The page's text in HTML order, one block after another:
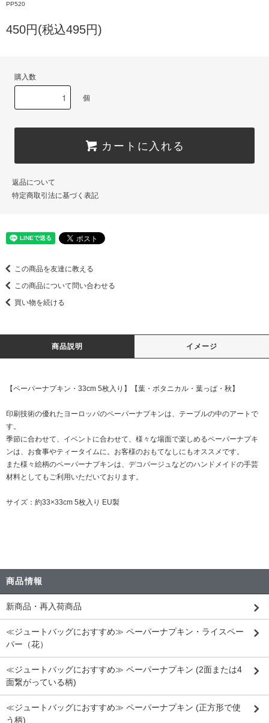
PP520
450円(税込495円)
購入数
個
カートに入れる
返品について
特定商取引法に基づく表記
この商品を友達に教える
この商品について問い合わせる
買い物を続ける
商品説明 イメージ
【ペーパーナプキン・33cm 5枚入り】【葉・ボタニカル・葉っぱ・秋】
印刷技術の優れたヨーロッパのペーパーナプキンは、テーブルの中のアートで
す。
季節に合わせて、イベントに合わせて、様々な場面で楽しめるペーパーナプキ
ンは、お食事やティータイムに。お客様のおもてなしにもオススメです。
また様々絵柄のペーパーナプキンは、デコパージュなどのハンドメイドの手芸
材料としてもご利用いただいております。
サイズ：約33×33cm 5枚入り EU製
商品情報
新商品・再入荷商品
≪ジュートバッグにおすすめ≫ ペーパーナプキン・ライスペー
パー（花）
≪ジュートバッグにおすすめ≫ ペーパーナプキン (2面または4
面繋がっている柄)
≪ジュートバッグにおすすめ≫ ペーパーナプキン (正方形で使
う柄)